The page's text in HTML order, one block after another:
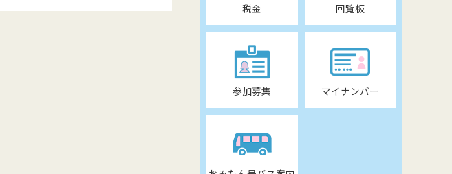
税金 回覧板
参加募集 マイナンバー